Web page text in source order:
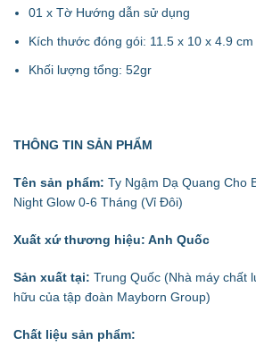
01 x Tờ Hướng dẫn sử dụng
Kích thước đóng gói: 11.5 x 10 x 4.9 cm
Khối lượng tổng: 52gr
THÔNG TIN SẢN PHẨM
Tên sản phẩm: Ty Ngậm Dạ Quang Cho
Night Glow 0-6 Tháng (Vỉ Đôi)
Xuất xứ thương hiệu: Anh Quốc
Sản xuất tại: Trung Quốc (Nhà máy chất
hữu của tập đoàn Mayborn Group)
Chất liệu sản phẩm: